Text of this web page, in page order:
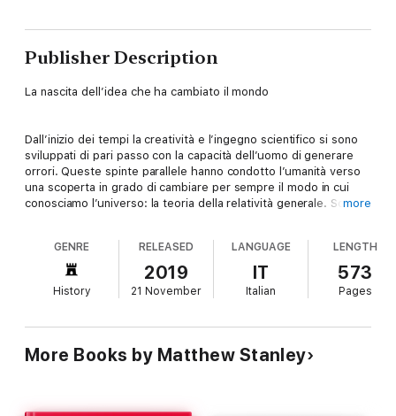
Publisher Description
La nascita dell’idea che ha cambiato il mondo
Dall’inizio dei tempi la creatività e l’ingegno scientifico si sono
sviluppati di pari passo con la capacità dell’uomo di generare
orrori. Queste spinte parallele hanno condotto l’umanità verso
una scoperta in grado di cambiare per sempre il modo in cui
conosciamo l’universo: la teoria della relatività generale. Sono in
la causa dell’intuizione di Albert Einstein. Il grande fisico
formulò infatti la sua teoria rivoluzionaria stremato dalla fame.
Alcuni dei più brillanti scienziati dell’epoca erano impegnati a
opporsi ai nazionalismi, oppure a diventare pedine nelle mani
micidiali armi chimiche. La relatività era una scoperta
rivoluzionaria al punto da rimettere in discussione la concezione
dell’intero universo e gli scienziati che la sostenevano vennero
spedizione per provare la fondatezza della teoria di Einstein
more
GENRE
History
RELEASED
2019
21 November
LANGUAGE
IT
Italian
LENGTH
573
Pages
More Books by Matthew Stanley